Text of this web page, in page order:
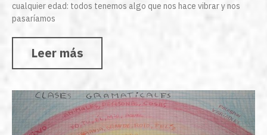
cualquier edad: todos tenemos algo que nos hace vibrar y nos
pasaríamos
Leer más